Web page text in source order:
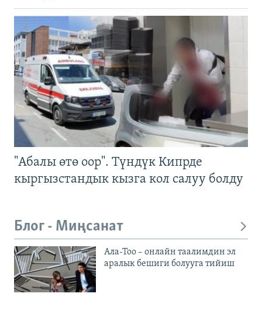
"Абалы өтө оор". Түндүк Кипрде
кыргызстандык кызга кол салуу болду
Блог - Миңсанат
Ала-Тоо – онлайн таалимдин эл
аралык бешиги болууга тийиш